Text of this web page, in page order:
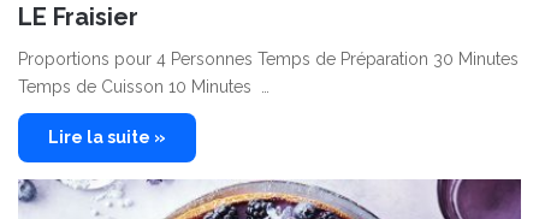
LE Fraisier
Proportions pour 4 Personnes Temps de Préparation 30 Minutes
Temps de Cuisson 10 Minutes …
Lire la suite »